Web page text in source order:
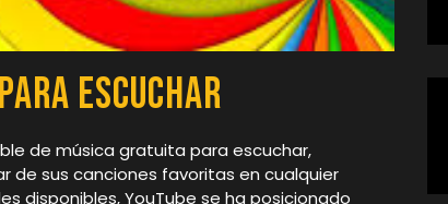
Escuchar
de música gratuita para escuchar,
de sus canciones favoritas en cualquier
disponibles, YouTube se ha posicionado